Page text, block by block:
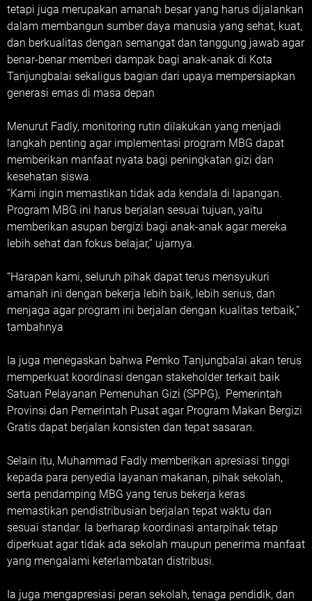
tetapi juga merupakan amanah besar yang harus dijalankan
dalam membangun sumber daya manusia yang sehat, kuat,
dan berkualitas dengan semangat dan tanggung jawab agar
benar-benar memberi dampak bagi anak-anak di Kota
Tanjungbalai sekaligus bagian dari upaya mempersiapkan
generasi emas di masa depan
Menurut Fadly, monitoring rutin dilakukan yang menjadi
langkah penting agar implementasi program MBG dapat
memberikan manfaat nyata bagi peningkatan gizi dan
kesehatan siswa.
“Kami ingin memastikan tidak ada kendala di lapangan.
Program MBG ini harus berjalan sesuai tujuan, yaitu
memberikan asupan bergizi bagi anak-anak agar mereka
lebih sehat dan fokus belajar,” ujarnya.
“Harapan kami, seluruh pihak dapat terus mensyukuri
amanah ini dengan bekerja lebih baik, lebih serius, dan
menjaga agar program ini berjalan dengan kualitas terbaik,”
tambahnya
Ia juga menegaskan bahwa Pemko Tanjungbalai akan terus
memperkuat koordinasi dengan stakeholder terkait baik
Satuan Pelayanan Pemenuhan Gizi (SPPG), Pemerintah
Provinsi dan Pemerintah Pusat agar Program Makan Bergizi
Gratis dapat berjalan konsisten dan tepat sasaran.
Selain itu, Muhammad Fadly memberikan apresiasi tinggi
kepada para penyedia layanan makanan, pihak sekolah,
serta pendamping MBG yang terus bekerja keras
memastikan pendistribusian berjalan tepat waktu dan
sesuai standar. Ia berharap koordinasi antarpihak tetap
diperkuat agar tidak ada sekolah maupun penerima manfaat
yang mengalami keterlambatan distribusi.
Ia juga mengapresiasi peran sekolah, tenaga pendidik, dan